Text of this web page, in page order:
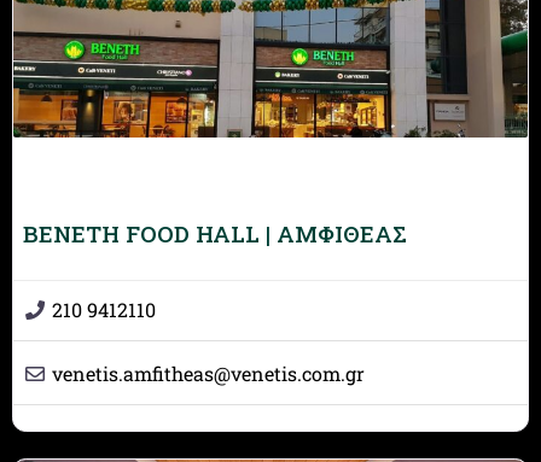
BENETH FOOD HALL | ΑΜΦΙΘΕΑΣ
210 9412110
venetis.amfitheas@venetis.com.gr